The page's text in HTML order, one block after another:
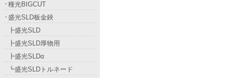
種光BIGCUT
盛光SLD板金鋏
┣盛光SLD
┣盛光SLD厚物用
┣盛光SLDα
┗盛光SLDトルネード